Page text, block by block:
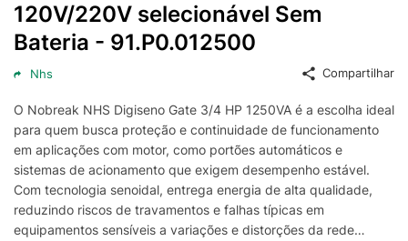
120V/220V selecionável Sem
Bateria - 91.P0.012500
Nhs Compartilhar
O Nobreak NHS Digiseno Gate 3/4 HP 1250VA é a escolha ideal
para quem busca proteção e continuidade de funcionamento
em aplicações com motor, como portões automáticos e
sistemas de acionamento que exigem desempenho estável.
Com tecnologia senoidal, entrega energia de alta qualidade,
reduzindo riscos de travamentos e falhas típicas em
equipamentos sensíveis a variações e distorções da rede